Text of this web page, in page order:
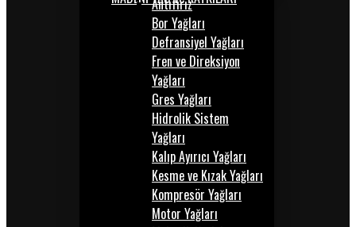
Antifiriz
Bor Yağları
Defransiyel Yağları
Fren ve Direksiyon
Yağları
Gres Yağları
Hidrolik Sistem
Yağları
Kalıp Ayırıcı Yağları
Kesme ve Kızak Yağları
Kompresör Yağları
Motor Yağları